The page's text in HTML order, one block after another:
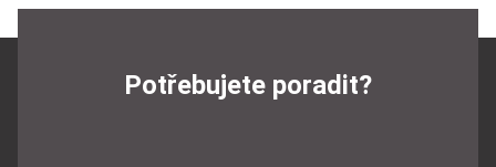
Potřebujete poradit?